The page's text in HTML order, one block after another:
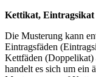
Kettikat,
Die Musterung kann
Eintragsfäden
Kettfäden
handelt es sich um ein